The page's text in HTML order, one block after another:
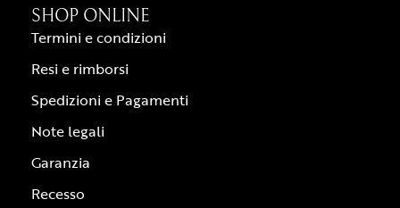
SHOP ONLINE
Termini e condizioni
Resi e rimborsi
Spedizioni e Pagamenti
Note legali
Garanzia
Recesso